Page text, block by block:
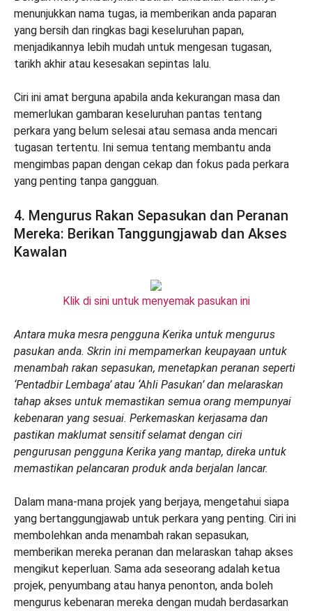
menunjukkan nama tugas, ia memberikan anda paparan
yang bersih dan ringkas bagi keseluruhan papan,
menjadikannya lebih mudah untuk mengesan tugasan,
tarikh akhir atau kesesakan sepintas lalu.
Ciri ini amat berguna apabila anda kekurangan masa dan
memerlukan gambaran keseluruhan pantas tentang
perkara yang belum selesai atau semasa anda mencari
tugasan tertentu. Ini semua tentang membantu anda
mengimbas papan dengan cekap dan fokus pada perkara
yang penting tanpa gangguan.
4. Mengurus Rakan Sepasukan dan Peranan
Mereka: Berikan Tanggungjawab dan Akses
Kawalan
Klik di sini untuk menyemak pasukan ini
Antara muka mesra pengguna Kerika untuk mengurus
pasukan anda. Skrin ini mempamerkan keupayaan untuk
menambah rakan sepasukan, menetapkan peranan seperti
‘Pentadbir Lembaga’ atau ‘Ahli Pasukan’ dan melaraskan
tahap akses untuk memastikan semua orang mempunyai
kebenaran yang sesuai. Perkemaskan kerjasama dan
pastikan maklumat sensitif selamat dengan ciri
pengurusan pengguna Kerika yang mantap, direka untuk
memastikan pelancaran produk anda berjalan lancar.
Dalam mana-mana projek yang berjaya, mengetahui siapa
yang bertanggungjawab untuk perkara yang penting. Ciri ini
membolehkan anda menambah rakan sepasukan,
memberikan mereka peranan dan melaraskan tahap akses
mengikut keperluan. Sama ada seseorang adalah ketua
projek, penyumbang atau hanya penonton, anda boleh
mengurus kebenaran mereka dengan mudah berdasarkan